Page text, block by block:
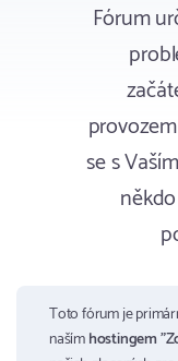
Fórum
se s
Toto fórum je
našímhostingem